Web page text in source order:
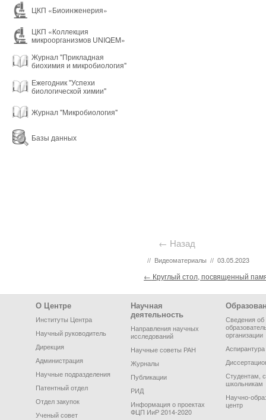
ЦКП «Биоинженерия»
ЦКП «Коллекция
микроорганизмов UNIQEM»
Журнал "Прикладная
биохимия и микробиология"
Ежегодник "Успехи
биологической химии"
Журнал "Микробиология"
Базы данных
← Назад
// Видеоматериалы // 03.05.2023
Post navigation
← Круглый стол, посвященный
Footer Menu
О Центре
Институты Центра
Научный руководитель
Дирекция
Администрация
Научные подразделения
Патентный отдел
Отдел закупок
Ученый совет
Научная
деятельность
Направления научных
исследований
Научные советы РАН
Журналы
Публикации
РИД
Информация о проектах
ФЦП ИиР 2014-2020
Сведения об
организации
Аспирантура
Студентам,
школьникам
Научно-
центр